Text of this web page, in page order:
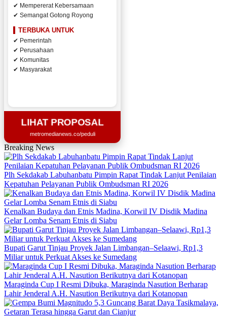
✔ Mempererat Kebersamaan
✔ Semangat Gotong Royong
TERBUKA UNTUK
✔ Pemerintah
✔ Perusahaan
✔ Komunitas
✔ Masyarakat
LIHAT PROPOSAL
metromedianews.co/peduli
Breaking News
Plh Sekdakab Labuhanbatu Pimpin Rapat Tindak Lanjut Penilaian
Kepatuhan Pelayanan Publik Ombudsman RI 2026
Kenalkan Budaya dan Etnis Madina, Korwil IV Disdik Madina
Gelar Lomba Senam Etnis di Siabu
Bupati Garut Tinjau Proyek Jalan Limbangan–Selaawi, Rp1,3
Miliar untuk Perkuat Akses ke Sumedang
Maraginda Cup I Resmi Dibuka, Maraginda Nasution Berharap
Lahir Jenderal A.H. Nasution Berikutnya dari Kotanopan